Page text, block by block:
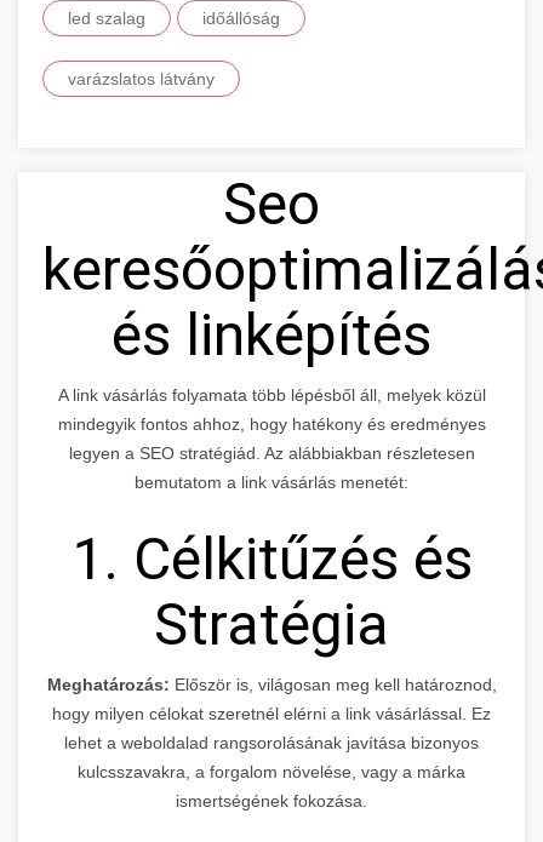
led szalag időállóság
varázslatos látvány
Seo
és linképítés
A link vásárlás folyamata több lépésből áll, melyek közül
mindegyik fontos ahhoz, hogy hatékony és eredményes
legyen a SEO stratégiád. Az alábbiakban részletesen
bemutatom a link vásárlás menetét:
1. Célkitűzés és
Stratégia
Meghatározás: Először is, világosan meg kell határoznod,
hogy milyen célokat szeretnél elérni a link vásárlással. Ez
lehet a weboldalad rangsorolásának javítása bizonyos
kulcsszavakra, a forgalom növelése, vagy a márka
ismertségének fokozása.